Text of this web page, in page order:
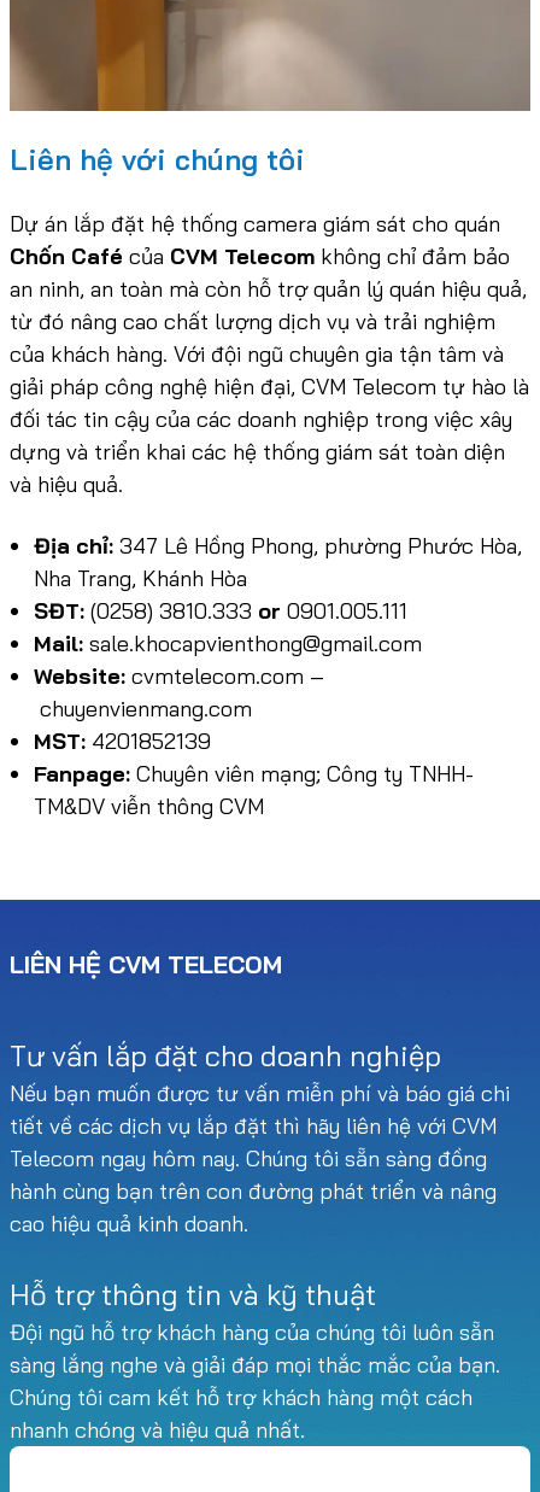
Liên hệ với chúng tôi
Dự án lắp đặt hệ thống camera giám sát cho quán
Chốn Café của CVM Telecom không chỉ đảm bảo
an ninh, an toàn mà còn hỗ trợ quản lý quán hiệu quả,
từ đó nâng cao chất lượng dịch vụ và trải nghiệm
của khách hàng. Với đội ngũ chuyên gia tận tâm và
giải pháp công nghệ hiện đại, CVM Telecom tự hào là
đối tác tin cậy của các doanh nghiệp trong việc xây
dựng và triển khai các hệ thống giám sát toàn diện
và hiệu quả.
Địa chỉ: 347 Lê Hồng Phong, phường Phước Hòa,
Nha Trang, Khánh Hòa
SĐT: (0258) 3810.333 or 0901.005.111
Mail: sale.khocapvienthong@gmail.com
Website: cvmtelecom.com –
chuyenvienmang.com
MST: 4201852139
Fanpage: Chuyên viên mạng; Công ty TNHH-
TM&DV viễn thông CVM
LIÊN HỆ CVM TELECOM
Tư vấn lắp đặt cho doanh nghiệp
Nếu bạn muốn được tư vấn miễn phí và báo giá chi
tiết về các dịch vụ lắp đặt thì hãy liên hệ với CVM
Telecom ngay hôm nay. Chúng tôi sẵn sàng đồng
hành cùng bạn trên con đường phát triển và nâng
cao hiệu quả kinh doanh.
Hỗ trợ thông tin và kỹ thuật
Đội ngũ hỗ trợ khách hàng của chúng tôi luôn sẵn
sàng lắng nghe và giải đáp mọi thắc mắc của bạn.
Chúng tôi cam kết hỗ trợ khách hàng một cách
nhanh chóng và hiệu quả nhất.